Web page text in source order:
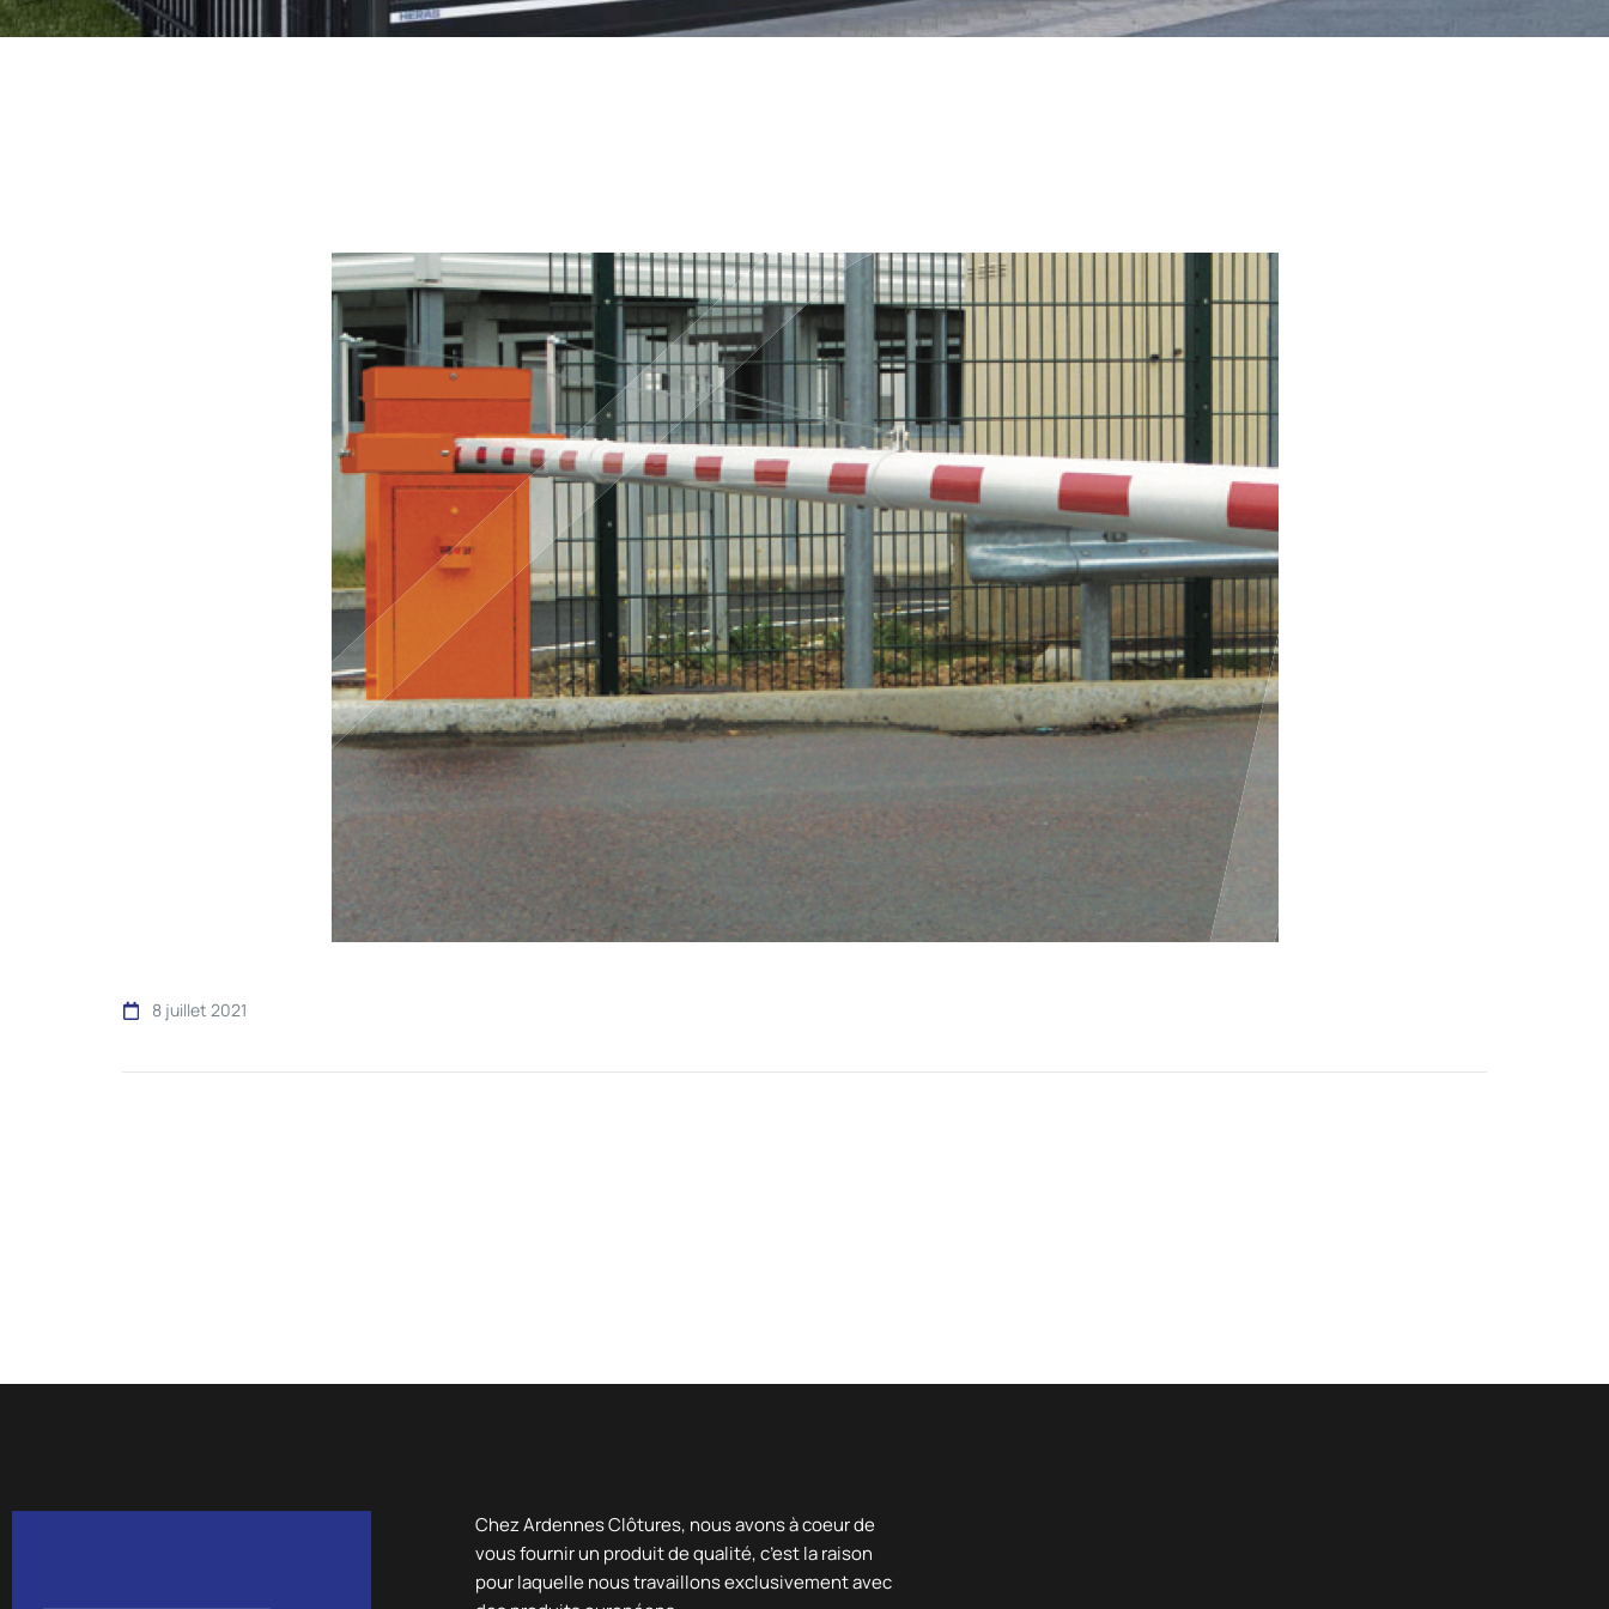
8 juillet 2021
Chez Ardennes Clôtures, nous avons à coeur de
vous fournir un produit de qualité, c’est la raison
pour laquelle nous travaillons exclusivement avec